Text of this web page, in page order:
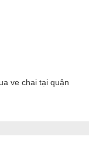
ve chai tại quận